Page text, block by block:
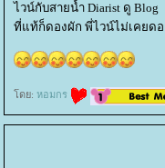
ไวน์กับสายน้ำ Diarist ดู Blog
ที่แท้ก็ดองผัก พี่ไวน์ไม่เคยด
ดย: หอมกร